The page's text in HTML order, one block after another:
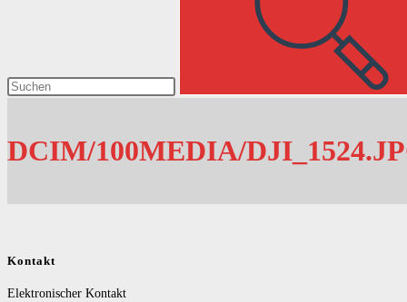
DCIM/100MEDIA/
Kontakt
Elektronischer Kontakt